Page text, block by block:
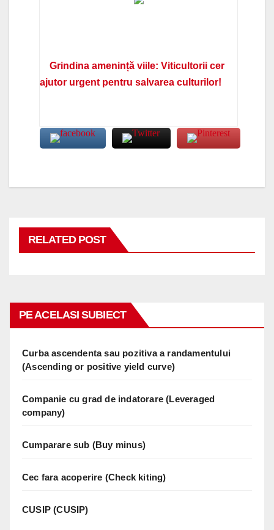
Grindina amenință viile: Viticultorii cer
ajutor urgent pentru salvarea culturilor!
RELATED POST
PE ACELASI SUBIECT
Curba ascendenta sau pozitiva a randamentului
(Ascending or positive yield curve)
Companie cu grad de indatorare (Leveraged
company)
Cumparare sub (Buy minus)
Cec fara acoperire (Check kiting)
CUSIP (CUSIP)